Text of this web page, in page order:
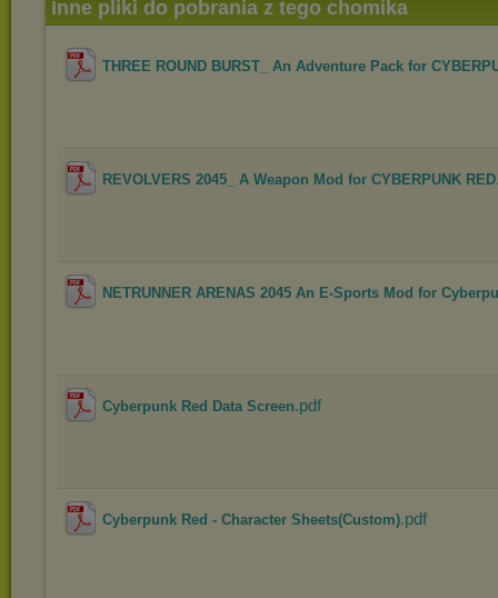
Inne pliki do pobrania z tego chomika
THREE ROUND BURST_ An Adventure Pack for
REVOLVERS 2045_ A Weapon Mod for CYBERPUNK RED
NETRUNNER ARENAS 2045 An E-Sports Mod for
Cyberpunk Red Data Screen.pdf
Cyberpunk Red - Character Sheets(Custom).pdf